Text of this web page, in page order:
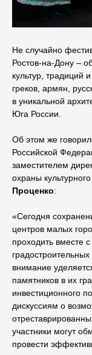
Не случайно
Ростов-на-Дону –
культур, традиций
греков, армян,
в уникальной
Юга России.
Об этом же
Российской
заместителем
охраны
Проценко:
«Сегодня
центров малых
проходить вместе
внимание
памятников в их
инвестиционного
дискуссиям о
участники могут
провести